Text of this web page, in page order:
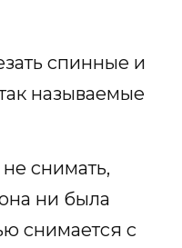
спинные и
называемые
снимать,
ни была
снимается с